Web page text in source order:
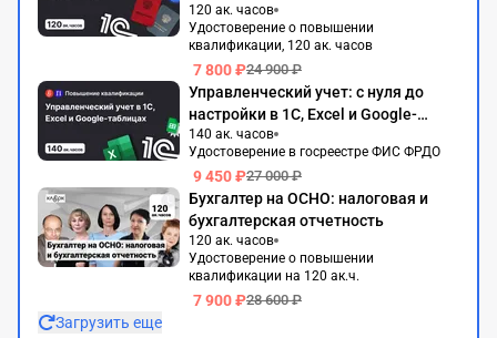
120 ак. часов
Удостоверение о повышении
квалификации, 120 ак. часов
7 800 ₽24 900 ₽
Управленческий учет: с нуля до
настройки в 1С, Excel и Google-
таблицах
140 ак. часов
Удостоверение в госреестре ФИС ФРДО
9 450 ₽27 000 ₽
Бухгалтер на ОСНО: налоговая и
бухгалтерская отчетность
120 ак. часов
Удостоверение о повышении
квалификации на 120 ак.ч.
7 900 ₽28 600 ₽
Загрузить еще